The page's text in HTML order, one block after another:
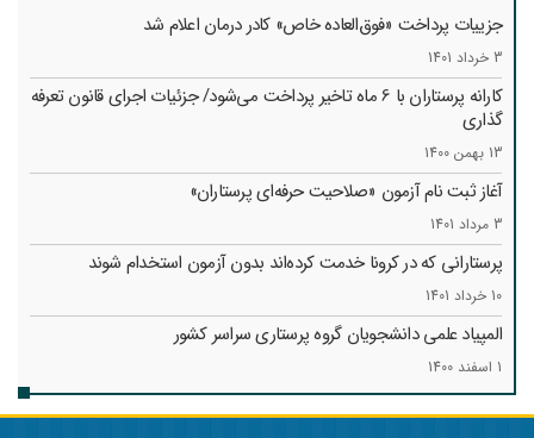
جزییات پرداخت «فوق‌العاده خاص» کادر درمان اعلام شد
3 خرداد 1401
کارانه‌ پرستاران با 6 ماه تاخیر پرداخت می‌شود/ جزئیات اجرای قانون تعرفه
گذاری
13 بهمن 1400
آغاز ثبت نام آزمون «صلاحیت حرفه‌ای پرستاران»
3 مرداد 1401
پرستارانی که در کرونا خدمت کرد‌ه‌اند بدون آزمون استخدام شوند
10 خرداد 1401
المپیاد علمی دانشجویان گروه پرستاری سراسر کشور
1 اسفند 1400